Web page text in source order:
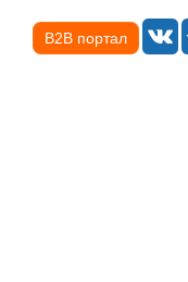
B2B портал